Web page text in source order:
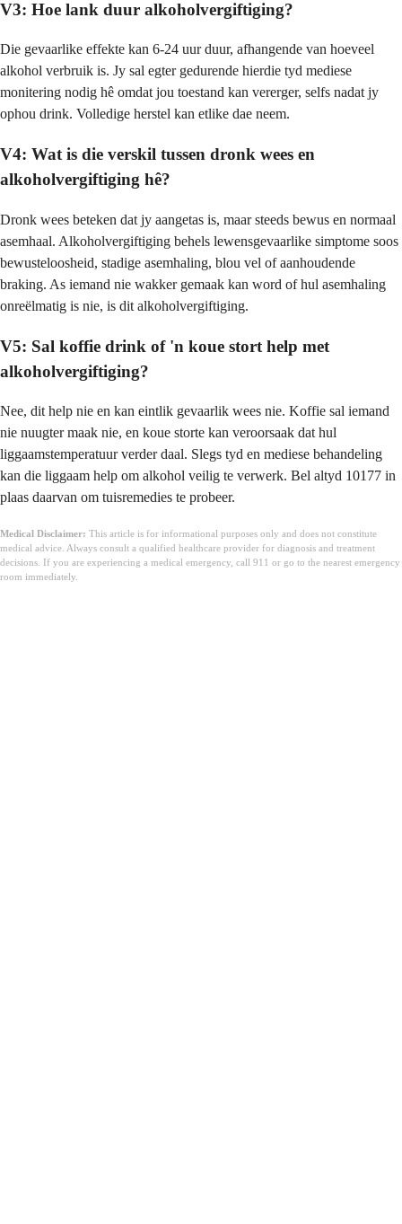
V3: Hoe lank duur alkoholvergiftiging?
Die gevaarlike effekte kan 6-24 uur duur, afhangende van hoeveel
alkohol verbruik is. Jy sal egter gedurende hierdie tyd mediese
monitering nodig hê omdat jou toestand kan vererger, selfs nadat jy
ophou drink. Volledige herstel kan etlike dae neem.
V4: Wat is die verskil tussen dronk wees en
alkoholvergiftiging hê?
Dronk wees beteken dat jy aangetas is, maar steeds bewus en normaal
asemhaal. Alkoholvergiftiging behels lewensgevaarlike simptome soos
bewusteloosheid, stadige asemhaling, blou vel of aanhoudende
braking. As iemand nie wakker gemaak kan word of hul asemhaling
onreëlmatig is nie, is dit alkoholvergiftiging.
V5: Sal koffie drink of 'n koue stort help met
alkoholvergiftiging?
Nee, dit help nie en kan eintlik gevaarlik wees nie. Koffie sal iemand
nie nuugter maak nie, en koue storte kan veroorsaak dat hul
liggaamstemperatuur verder daal. Slegs tyd en mediese behandeling
kan die liggaam help om alkohol veilig te verwerk. Bel altyd 10177 in
plaas daarvan om tuisremedies te probeer.
Medical Disclaimer: This article is for informational purposes only and does not constitute
medical advice. Always consult a qualified healthcare provider for diagnosis and treatment
decisions. If you are experiencing a medical emergency, call 911 or go to the nearest emergency
room immediately.